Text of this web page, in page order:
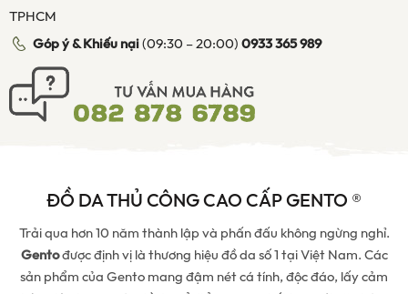
TPHCM
Góp ý & Khiếu nại(09:30 – 20:00)0933 365 989
ĐỒ DA THỦ CÔNG CAO CẤP GENTO ®
Trải qua hơn 10 năm thành lập và phấn đấu không ngừng nghỉ.
Gentođược định vị là thương hiệu đồ da số 1 tại Việt Nam. Các
sản phẩm của Gento mang đậm nét cá tính, độc đáo, lấy cảm